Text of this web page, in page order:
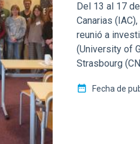
Del 13 al 17
Canarias
reunió a
(University of
Strasbourg
Fecha de